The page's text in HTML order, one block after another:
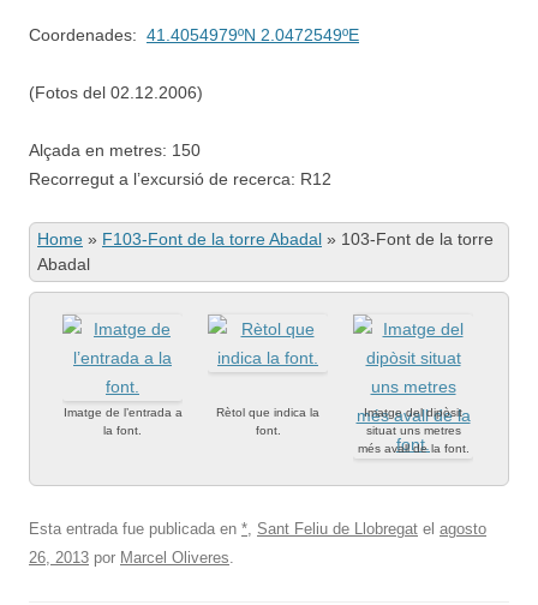
Coordenades: 41.4054979ºN 2.0472549ºE
(Fotos del 02.12.2006)
Alçada en metres: 150
Recorregut a l’excursió de recerca: R12
Home » F103-Font de la torre Abadal » 103-Font de la torre
Abadal
Imatge de l’entrada a
la font.
Rètol que indica la
font.
Imatge del dipòsit
situat uns metres
més avall de la font.
Esta entrada fue publicada en *, Sant Feliu de Llobregat el agosto
26, 2013 por Marcel Oliveres.